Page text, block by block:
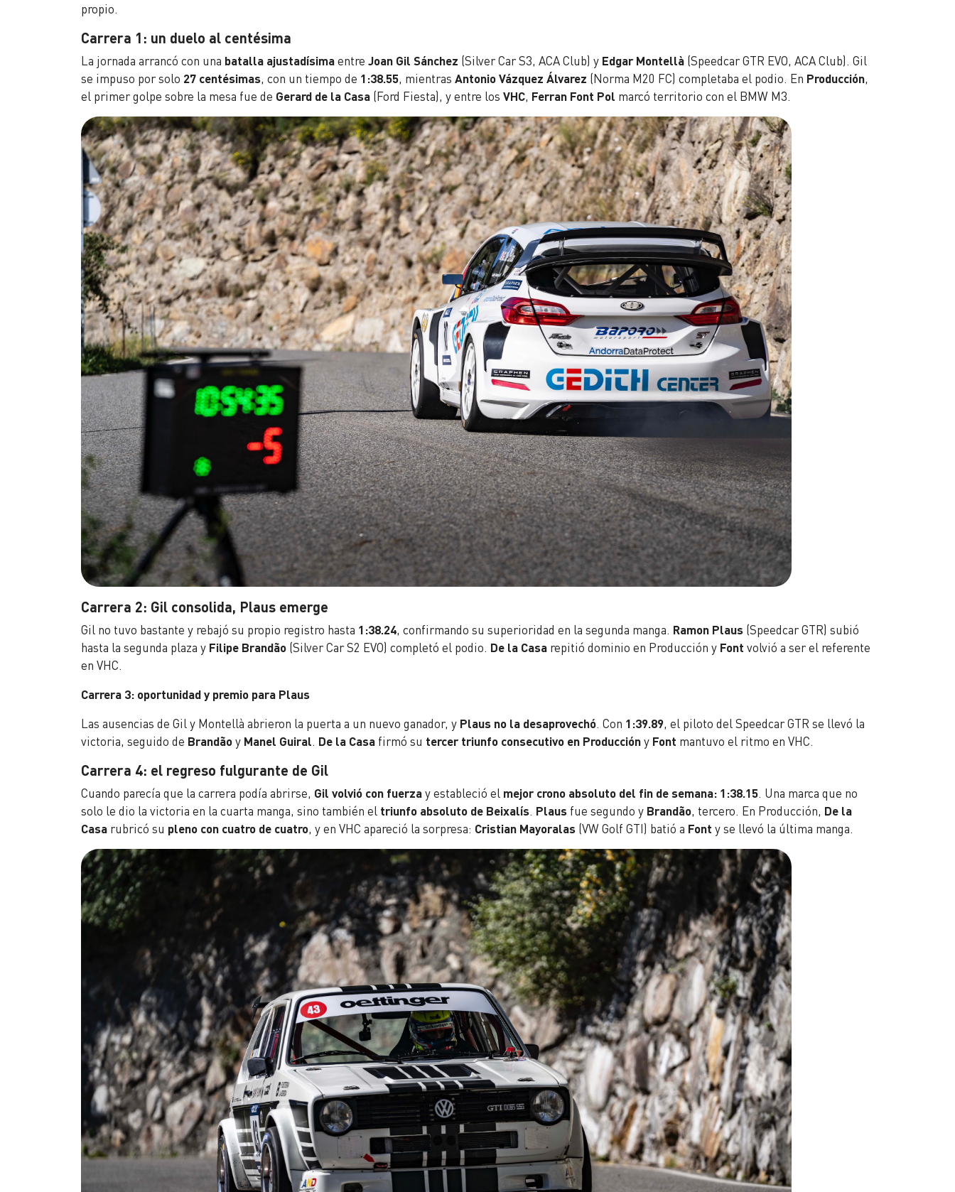
propio.
Carrera 1: un duelo al centésima
La jornada arrancó con una batalla ajustadísimaentre Joan Gil Sánchez (Silver Car S3, ACA Club) y Edgar Montellà (Speedcar GTR EVO, ACA Club). Gil
se impuso por solo 27 centésimas, con un tiempo de 1:38.55, mientras Antonio Vázquez Álvarez (Norma M20 FC) completaba el podio. En Producción,
el primer golpe sobre la mesa fue de Gerard de la Casa (Ford Fiesta), y entre los VHC, Ferran Font Pol marcó territorio con el BMW M3.
Carrera 2: Gil consolida, Plaus emerge
Gil no tuvo bastante y rebajó su propio registro hasta 1:38.24, confirmando su superioridad en la segunda manga. Ramon Plaus (Speedcar GTR) subió
hasta la segunda plaza y Filipe Brandão (Silver Car S2 EVO) completó el podio. De la Casa repitió dominio en Producción y Font volvió a ser el referente
en VHC.
Carrera 3: oportunidad y premio para Plaus
Las ausencias de Gil y Montellà abrieron la puerta a un nuevo ganador, y Plaus no la desaprovechó. Con 1:39.89, el piloto del Speedcar GTR se llevó la
victoria, seguido de Brandãoy Manel Guiral. De la Casa firmó su tercer triunfo consecutivo en Produccióny Font mantuvo el ritmo en VHC.
Carrera 4: el regreso fulgurante de Gil
Cuando parecía que la carrera podía abrirse, Gil volvió con fuerzay estableció el mejor crono absoluto del fin de semana: 1:38.15. Una marca que no
solo le dio la victoria en la cuarta manga, sino también el triunfo absoluto de Beixalís. Plaus fue segundo y Brandão, tercero. En Producción, De la
Casa rubricó su pleno con cuatro de cuatro, y en VHC apareció la sorpresa: Cristian Mayoralas (VW Golf GTI) batió a Font y se llevó la última manga.